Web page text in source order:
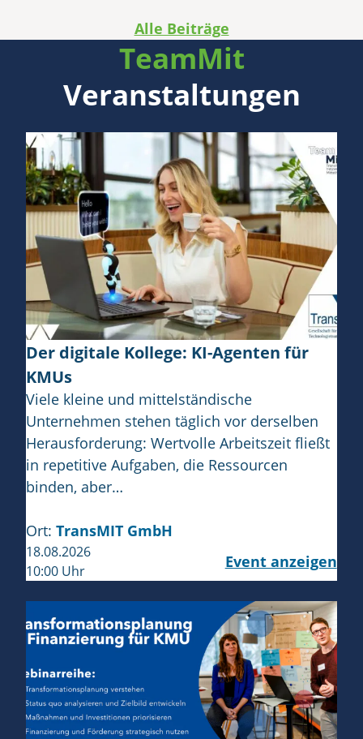
Alle Beiträge
TeamMit
Veranstaltungen
Der digitale Kollege: KI-Agenten für
KMUs
Viele kleine und mittelständische
Unternehmen stehen täglich vor derselben
Herausforderung: Wertvolle Arbeitszeit fließt
in repetitive Aufgaben, die Ressourcen
binden, aber…
Ort:TransMIT GmbH
18.08.2026
10:00 Uhr
Event anzeigen